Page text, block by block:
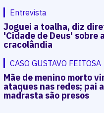
Entrevista
Joguei a toalha, diz
'Cidade de Deus' sobre
cracolândia
CASO GUSTAVO FEITOSA
Mãe de menino morto
ataques nas redes; pai
madrasta são presos